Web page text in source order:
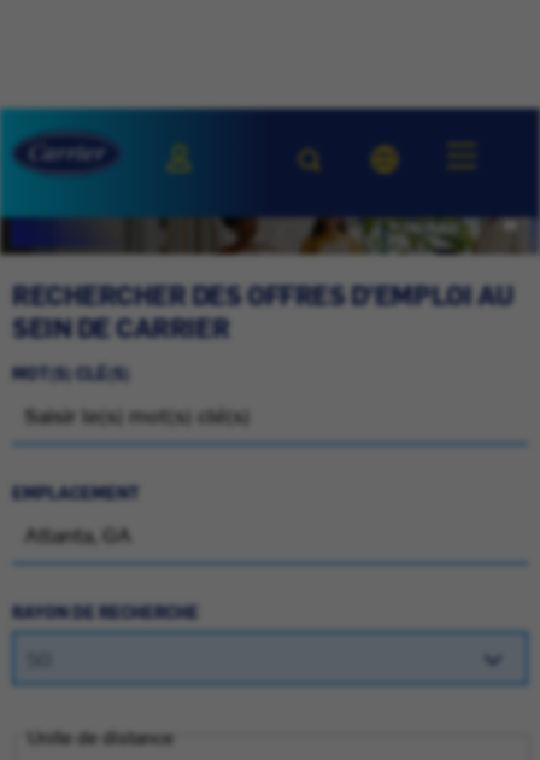
RECHERCHER DES OFFRES D'EMPLOI AU
SEIN DE CARRIER
MOT(S) CLÉ(S)
EMPLACEMENT
RAYON DE RECHERCHE
Unite de distance